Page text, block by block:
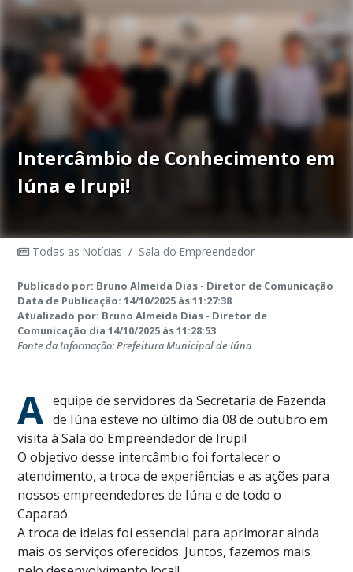
Intercâmbio de Conhecimento em
Iúna e Irupi!
Todas as Notícias / Sala do Empreendedor
Publicado por: Bruno Almeida Dias - Diretor de Comunicação
Data de Publicação: 14/10/2025 às 11:27:38
Atualizado por: Bruno Almeida Dias - Diretor de
Comunicação dia 14/10/2025 às 11:28:53
Fonte da Informação: Prefeitura Municipal de Iúna
A equipe de servidores da Secretaria de Fazenda
de Iúna esteve no último dia 08 de outubro em
visita à Sala do Empreendedor de Irupi!
O objetivo desse intercâmbio foi fortalecer o
atendimento, a troca de experiências e as ações para
nossos empreendedores de Iúna e de todo o
Caparaó.
A troca de ideias foi essencial para aprimorar ainda
mais os serviços oferecidos. Juntos, fazemos mais